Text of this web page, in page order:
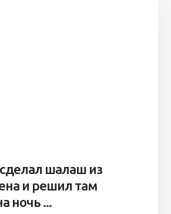
шалаш из
и решил там
ночь ...